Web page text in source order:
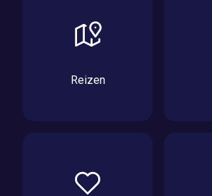
Reizen